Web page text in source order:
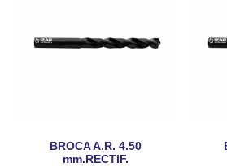
BROCA A.R. 4.50
mm.RECTIF.